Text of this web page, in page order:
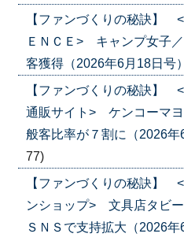
【ファンづくりの秘訣】
ＥＮＣＥ> キャンプ女子
客獲得（2026年6月18日号
【ファンづくりの秘訣】
通販サイト> ケンコーマ
般客比率が７割に（2026
77)
【ファンづくりの秘訣】
ンショップ> 文具店タビ
ＳＮＳで支持拡大（2026